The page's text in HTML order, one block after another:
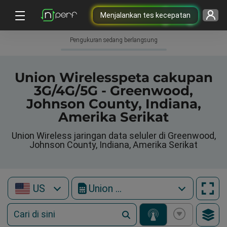
Menjalankan tes kecepatan
Pengukuran sedang berlangsung
Union Wirelesspeta cakupan
3G/4G/5G - Greenwood,
Johnson County, Indiana,
Amerika Serikat
Union Wireless jaringan data seluler di Greenwood,
Johnson County, Indiana, Amerika Serikat
US Union Wireless